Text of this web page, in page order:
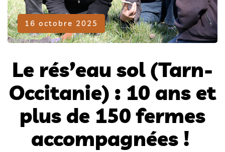
16 octobre 2025
Le rés’eau sol (Tarn-
Occitanie) : 10 ans et
plus de 150 fermes
accompagnées !